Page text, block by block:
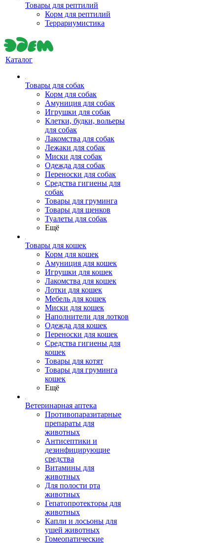
Товары для рептилий
Корм для рептилий
Террариумистика
Каталог
Товары для собак
Корм для собак
Амуниция для собак
Игрушки для собак
Клетки, будки, вольеры
для собак
Лакомства для собак
Лежаки для собак
Миски для собак
Одежда для собак
Переноски для собак
Средства гигиены для
собак
Товары для груминга
Товары для щенков
Туалеты для собак
Ещё
Товары для кошек
Корм для кошек
Амуниция для кошек
Игрушки для кошек
Лакомства для кошек
Лотки для кошек
Мебель для кошек
Миски для кошек
Наполнители для лотков
Одежда для кошек
Переноски для кошек
Средства гигиены для
кошек
Товары для котят
Товары для груминга
кошек
Ещё
Ветеринарная аптека
Противопаразитарные
препараты для
животных
Антисептики и
дезинфицирующие
средства
Витамины для
животных
Для полости рта
животных
Гепатопротекторы для
животных
Капли и лосьоны для
ушей животных
Гомеопатические